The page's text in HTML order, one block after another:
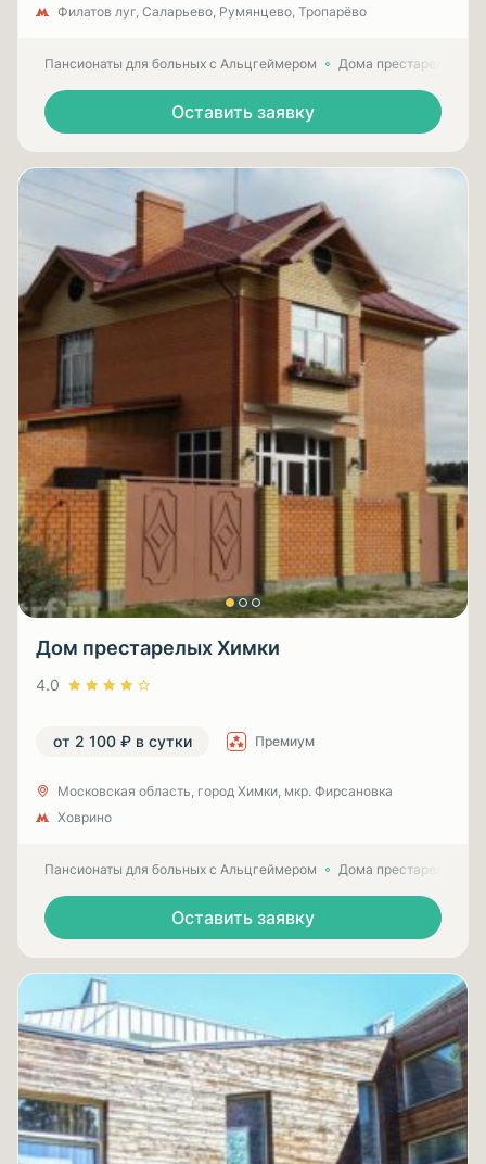
Филатов луг, Саларьево, Румянцево, Тропарёво
Пансионаты для больных с Альцгеймером Дома престарелых
Оставить заявку
Дом престарелых Химки
4.0
от 2 100 ₽ в сутки Премиум
Московская область, город Химки, мкр. Фирсановка
Ховрино
Пансионаты для больных с Альцгеймером Дома престарелых
Оставить заявку